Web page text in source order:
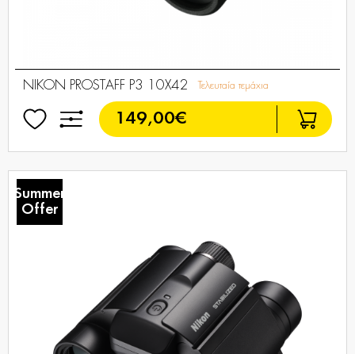
NIKON PROSTAFF P3 10X42 Τελευταία τεμάχια
149,00€
Summer
Offer